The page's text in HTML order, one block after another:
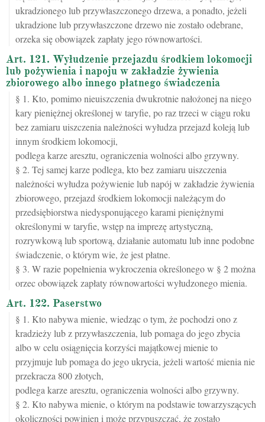
ukradzionego lub przywłaszczonego drzewa, a ponadto, jeżeli
ukradzione lub przywłaszczone drzewo nie zostało odebrane,
orzeka się obowiązek zapłaty jego równowartości.
Art. 121. Wyłudzenie przejazdu środkiem lokomocji
lub pożywienia i napoju w zakładzie żywienia
zbiorowego albo innego płatnego świadczenia
§ 1. Kto, pomimo nieuiszczenia dwukrotnie nałożonej na niego
kary pieniężnej określonej w taryfie, po raz trzeci w ciągu roku
bez zamiaru uiszczenia należności wyłudza przejazd koleją lub
innym środkiem lokomocji,
podlega karze aresztu, ograniczenia wolności albo grzywny.
§ 2. Tej samej karze podlega, kto bez zamiaru uiszczenia
należności wyłudza pożywienie lub napój w zakładzie żywienia
zbiorowego, przejazd środkiem lokomocji należącym do
przedsiębiorstwa niedysponującego karami pieniężnymi
określonymi w taryfie, wstęp na imprezę artystyczną,
rozrywkową lub sportową, działanie automatu lub inne podobne
świadczenie, o którym wie, że jest płatne.
§ 3. W razie popełnienia wykroczenia określonego w § 2 można
orzec obowiązek zapłaty równowartości wyłudzonego mienia.
Art. 122. Paserstwo
§ 1. Kto nabywa mienie, wiedząc o tym, że pochodzi ono z
kradzieży lub z przywłaszczenia, lub pomaga do jego zbycia
albo w celu osiągnięcia korzyści majątkowej mienie to
przyjmuje lub pomaga do jego ukrycia, jeżeli wartość mienia nie
przekracza 800 złotych,
podlega karze aresztu, ograniczenia wolności albo grzywny.
§ 2. Kto nabywa mienie, o którym na podstawie towarzyszących
okoliczności powinien i może przypuszczać, że zostało